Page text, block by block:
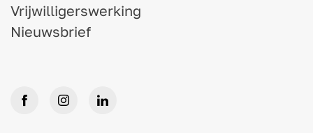
Vrijwilligerswerking
Nieuwsbrief